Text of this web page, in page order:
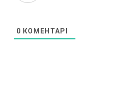
0 КОМЕНТАРІ